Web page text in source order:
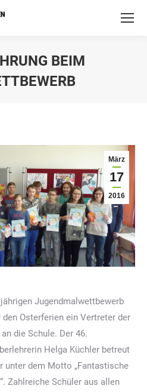
BEIM
März
17
2016
Jugendmalwettbewerb
Osterferien ein Vertreter der
die Schule. Der 46.
Helga Küchler betreut
unter dem Motto „Fantastische
Zahlreiche Schüler aus allen